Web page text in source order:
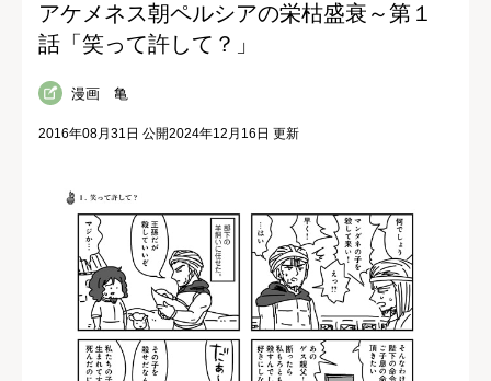
アケメネス朝ペルシアの栄枯盛衰～第１
話「笑って許して？」
漫画 亀
2016年08月31日 公開2024年12月16日 更新